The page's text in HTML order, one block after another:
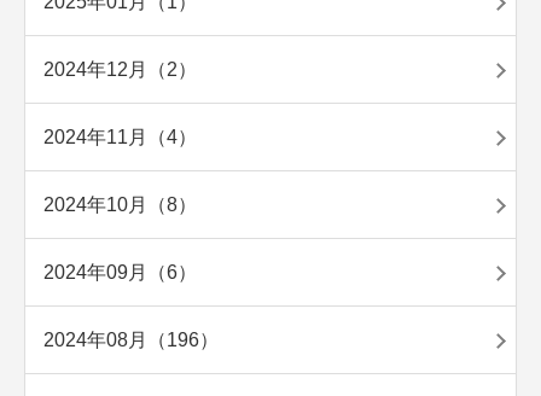
2024年12月（2）
2024年11月（4）
2024年10月（8）
2024年09月（6）
2024年08月（196）